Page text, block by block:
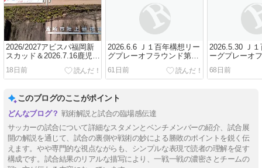
2026/2027アビスパ福岡新
スカッド＆2026.7.16鹿児島
ユナイテッドFC戦！
18日前
2026.6.6 Ｊ１百年構想リー
グプレーオフラウンド第2
戦 vs ジェフユナイテッド
千葉
61日前
2026.5.30 Ｊ
ーグプレーオ
1戦 vs ジェフ
千葉（ホーム
68日前
このブログのここがポイント
戦術解説と試合の臨場感伝達
サッカーの試合について詳細なスタメンとベンチメンバーの紹介、試合展
開の解説を通じて、試合の裏側や戦術の妙による勝敗のポイントを鋭く伝
えます。やや専門的な視点ながらも、シンプルな表現で読者の理解を促す
構成です。試合結果のリアルな描写により、一戦一戦の濃密さとチームの